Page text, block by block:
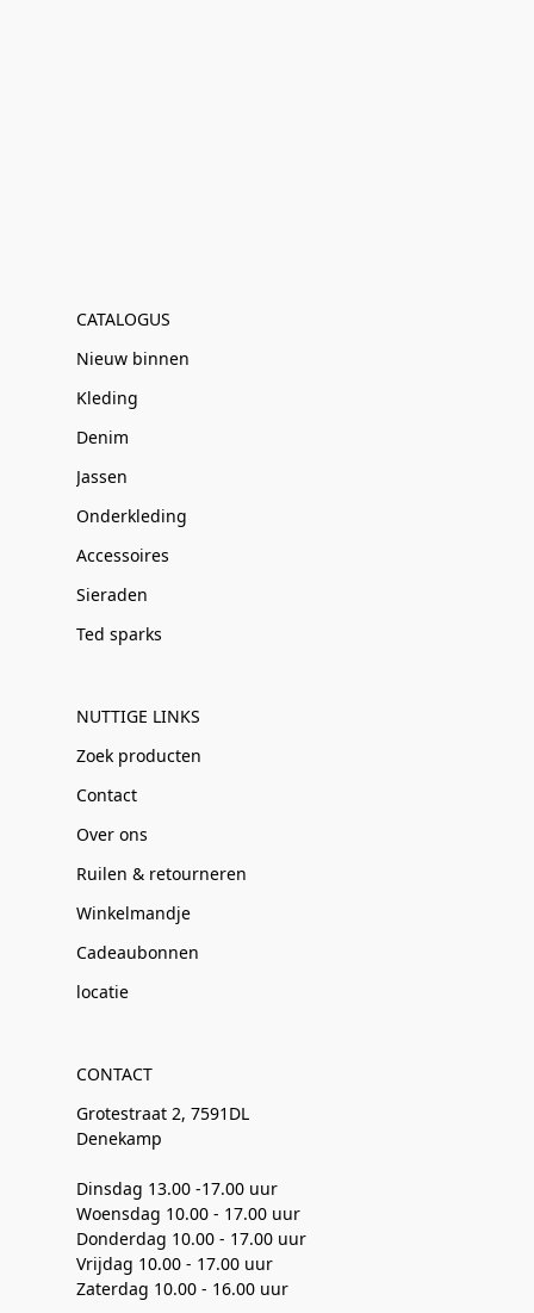
CATALOGUS
Nieuw binnen
Kleding
Denim
Jassen
Onderkleding
Accessoires
Sieraden
Ted sparks
NUTTIGE LINKS
Zoek producten
Contact
Over ons
Ruilen & retourneren
Winkelmandje
Cadeaubonnen
locatie
CONTACT
Grotestraat 2, 7591DL
Denekamp
Dinsdag 13.00 -17.00 uur
Woensdag 10.00 - 17.00 uur
Donderdag 10.00 - 17.00 uur
Vrijdag 10.00 - 17.00 uur
Zaterdag 10.00 - 16.00 uur